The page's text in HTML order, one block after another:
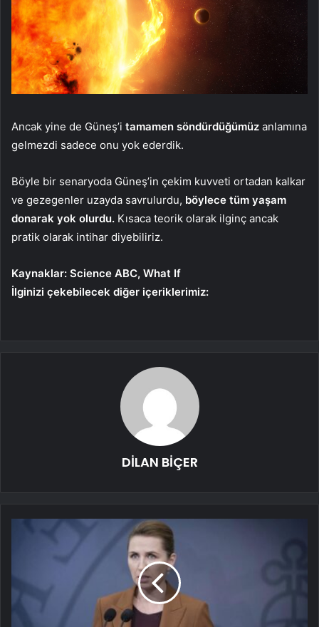
Ancak yine de Güneş’i tamamen söndürdüğümüz anlamına
gelmezdi sadece onu yok ederdik.
Böyle bir senaryoda Güneş’in çekim kuvveti ortadan kalkar
ve gezegenler uzayda savrulurdu, böylece tüm yaşam
donarak yok olurdu. Kısaca teorik olarak ilginç ancak
pratik olarak intihar diyebiliriz.
Kaynaklar: Science ABC, What If
İlginizi çekebilecek diğer içeriklerimiz:
DİLAN BİÇER